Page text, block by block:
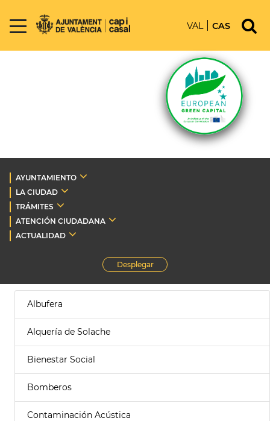
VAL CAS
AYUNTAMIENTO
LA CIUDAD
TRÁMITES
ATENCIÓN CIUDADANA
ACTUALIDAD
Desplegar
Albufera
Alquería de Solache
Bienestar Social
Bomberos
Contaminación Acústica